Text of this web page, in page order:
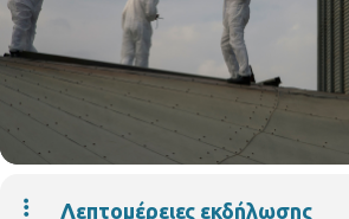
Λεπτομέρειες εκδήλωσης